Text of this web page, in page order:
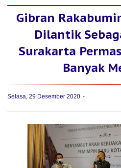
Gibran
Dilantik
Surakarta
Banyak
Selasa, 29 Desember 2020